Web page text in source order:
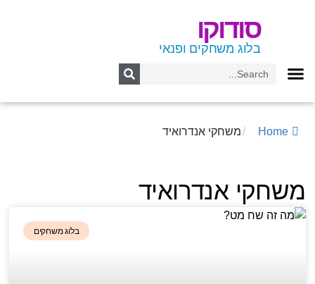
סודוקו
בלוג משחקים ופנאי
Home
/משחקי אנדרואיד
משחקי אנדרואיד
בלוג משחקים